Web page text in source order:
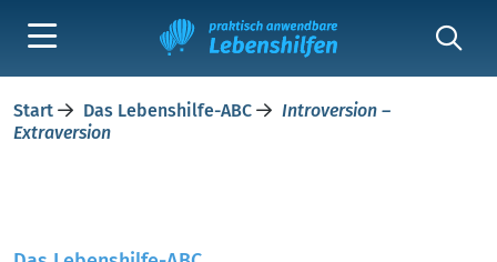
Start Das Lebenshilfe-ABC
Introversion –
Extraversion